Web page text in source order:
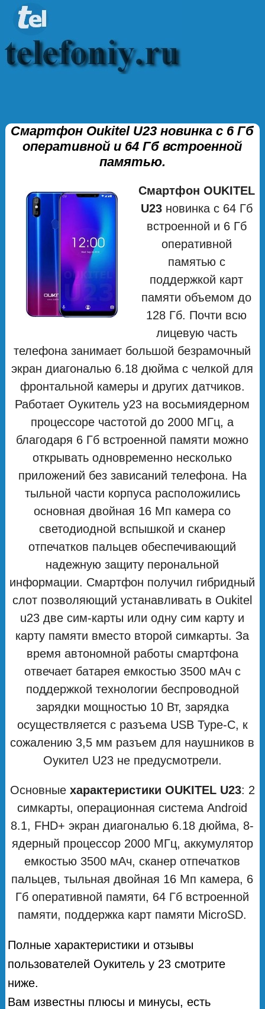
Смартфон Oukitel U23 новинка с 6 Гб
оперативной и 64 Гб встроенной
памятью.
Смартфон OUKITEL
U23новинка с 64 Гб
встроенной и 6 Гб
оперативной
памятью с
поддержкой карт
памяти объемом до
128 Гб. Почти всю
лицевую часть
телефона занимает большой безрамочный
экран диагональю 6.18 дюйма с челкой для
фронтальной камеры и других датчиков.
Работает Оукитель у23 на восьмиядерном
процессоре частотой до 2000 МГц, а
благодаря 6 Гб встроенной памяти можно
открывать одновременно несколько
приложений без зависаний телефона. На
тыльной части корпуса расположились
основная двойная 16 Мп камера со
светодиодной вспышкой и сканер
отпечатков пальцев обеспечивающий
надежную защиту перональной
информации. Смартфон получил гибридный
слот позволяющий устанавливать в Oukitel
u23 две сим-карты или одну сим карту и
карту памяти вместо второй симкарты. За
время автономной работы смартфона
отвечает батарея емкостью 3500 мАч с
поддержкой технологии беспроводной
зарядки мощностью 10 Вт, зарядка
осуществляется с разъема USB Type-C, к
сожалению 3,5 мм разъем для наушников в
Оукител U23 не предусмотрели.
Основные характеристики OUKITEL U23: 2
симкарты, операционная система Android
8.1, FHD+ экран диагональю 6.18 дюйма, 8-
ядерный процессор 2000 МГц, аккумулятор
емкостью 3500 мАч, сканер отпечатков
пальцев, тыльная двойная 16 Мп камера, 6
Гб оперативной памяти, 64 Гб встроенной
памяти, поддержка карт памяти MicroSD.
Полные характеристики и отзывы
пользователей Оукитель у 23 смотрите
ниже.
Вам известны плюсы и минусы, есть